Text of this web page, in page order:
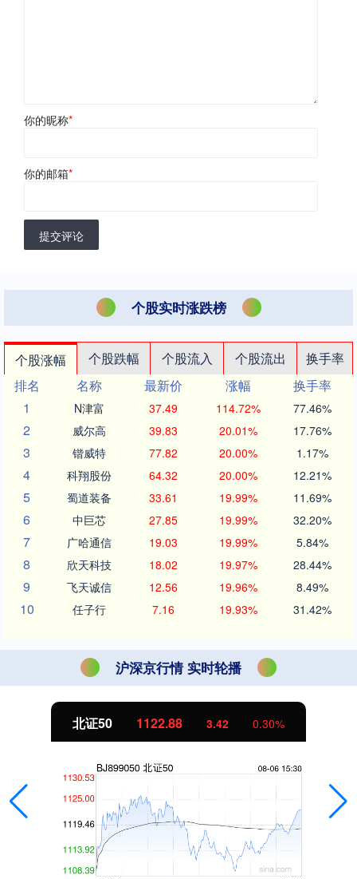
你的昵称*
你的邮箱*
提交评论
个股实时涨跌榜
个股涨幅 个股跌幅 个股流入 个股流出
换手率
排名
名称 最新价 涨幅
换手率
1
N津富 37.49 114.72% 77.46%
2 威尔高 39.83 20.01% 17.76%
3 锴威特 77.82 20.00% 1.17%
4 科翔股份 64.32 20.00% 12.21%
5 蜀道装备 33.61 19.99% 11.69%
6 中巨芯 27.85 19.99% 32.20%
7 广哈通信 19.03 19.99% 5.84%
8 欣天科技 18.02 19.97% 28.44%
9 飞天诚信 12.56 19.96% 8.49%
10 任子行 7.16 19.93% 31.42%
沪深京行情 实时轮播
北证50 1122.88 3.42 0.30%